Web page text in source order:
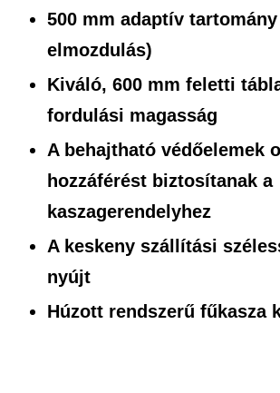
500 mm adaptív
elmozdulás)
Kiváló, 600 mm feletti
fordulási magasság
A behajtható védőelemek
hozzáférést biztosítanak a
kaszagerendelyhez
A keskeny szállítási
nyújt
Húzott rendszerű fűkasza